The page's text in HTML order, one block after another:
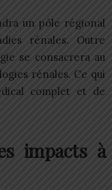
un pôle régional
rénales. Outre
se consacrera au
rénales. Ce qui
complet et de
impacts à